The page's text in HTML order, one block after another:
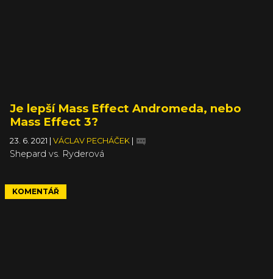
Je lepší Mass Effect Andromeda, nebo
Mass Effect 3?
23. 6. 2021 VÁCLAV PECHÁČEK
Shepard vs. Ryderová
KOMENTÁŘ